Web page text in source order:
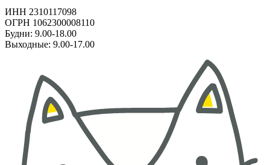
ИНН 2310117098
ОГРН 1062300008110
Будни: 9.00-18.00
Выходные: 9.00-17.00